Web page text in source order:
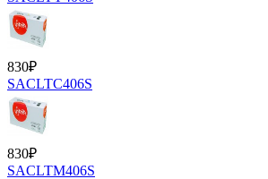
830₽
SACLTC406S
830₽
SACLTM406S